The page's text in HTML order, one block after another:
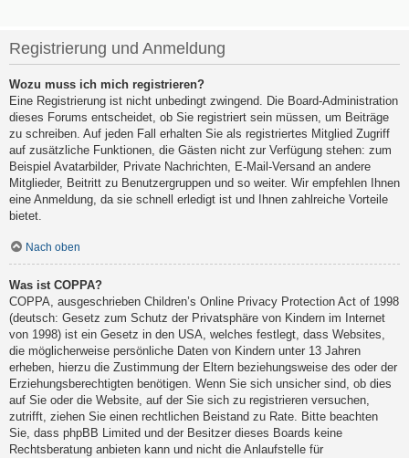
Registrierung und Anmeldung
Wozu muss ich mich registrieren?
Eine Registrierung ist nicht unbedingt zwingend. Die Board-Administration
dieses Forums entscheidet, ob Sie registriert sein müssen, um Beiträge
zu schreiben. Auf jeden Fall erhalten Sie als registriertes Mitglied Zugriff
auf zusätzliche Funktionen, die Gästen nicht zur Verfügung stehen: zum
Beispiel Avatarbilder, Private Nachrichten, E-Mail-Versand an andere
Mitglieder, Beitritt zu Benutzergruppen und so weiter. Wir empfehlen Ihnen
eine Anmeldung, da sie schnell erledigt ist und Ihnen zahlreiche Vorteile
bietet.
Nach oben
Was ist COPPA?
COPPA, ausgeschrieben Children’s Online Privacy Protection Act of 1998
(deutsch: Gesetz zum Schutz der Privatsphäre von Kindern im Internet
von 1998) ist ein Gesetz in den USA, welches festlegt, dass Websites,
die möglicherweise persönliche Daten von Kindern unter 13 Jahren
erheben, hierzu die Zustimmung der Eltern beziehungsweise des oder der
Erziehungsberechtigten benötigen. Wenn Sie sich unsicher sind, ob dies
auf Sie oder die Website, auf der Sie sich zu registrieren versuchen,
zutrifft, ziehen Sie einen rechtlichen Beistand zu Rate. Bitte beachten
Sie, dass phpBB Limited und der Besitzer dieses Boards keine
Rechtsberatung anbieten kann und nicht die Anlaufstelle für